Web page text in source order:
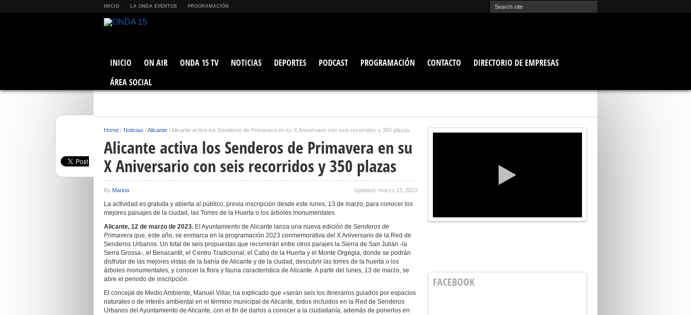
INICIO LA ONDA EVENTOS PROGRAMACIÓN
INICIO ON AIR ONDA 15 TV NOTICIAS DEPORTES PODCAST PROGRAMACIÓN CONTACTO
DIRECTORIO DE EMPRESAS
ÁREA SOCIAL
Home / Noticias /Alicante /Alicante activa los Senderos de Primavera en su X Aniversario con seis recorridos y 350 plazas
Alicante activa los Senderos de Primavera en su
X Aniversario con seis recorridos y 350 plazas
By Marina Updated: marzo 13, 2023
La actividad es gratuita y abierta al público, previa inscripción desde este lunes, 13 de marzo, para conocer los
mejores paisajes de la ciudad, las Torres de la Huerta o los árboles monumentales
Alicante, 12 de marzo de 2023. El Ayuntamiento de Alicante lanza una nueva edición de Senderos de
Primavera que, este año, se enmarca en la programación 2023 conmemorativa del X Aniversario de la Red de
Senderos Urbanos. Un total de seis propuestas que recorrerán entre otros parajes la Sierra de San Julián -la
Serra Grossa-, el Benacantil, el Centro Tradicional, el Cabo de la Huerta y el Monte Orgegia, donde se podrán
disfrutar de las mejores vistas de la bahía de Alicante y de la ciudad, descubrir las torres de la huerta o los
árboles monumentales, y conocer la flora y fauna característica de Alicante. A partir del lunes, 13 de marzo, se
abre el periodo de inscripción.
El concejal de Medio Ambiente, Manuel Villar, ha explicado que «serán seis los itinerarios guiados por espacios
naturales o de interés ambiental en el término municipal de Alicante, todos incluidos en la Red de Senderos
Urbanos del Ayuntamiento de Alicante, con el fin de darlos a conocer a la ciudadanía, además de ponerlos en
FACEBOOK